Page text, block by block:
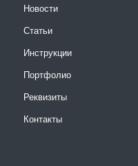
Новости
Статьи
Инструкции
Портфолио
Реквизиты
Контакты